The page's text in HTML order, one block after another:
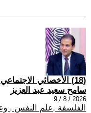
(18) الأخصائي الاجتماعي شريك التنمية المجهول
سامح سعيد عبد العزيز
2026 / 8 / 9
الفلسفة ,علم النفس ,